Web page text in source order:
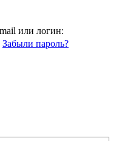
или логин:
Забыли пароль?